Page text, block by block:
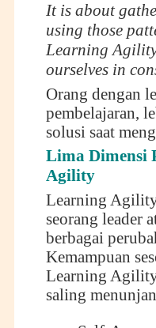
It is about
using those
Learning
ourselves in
Orang dengan
pembelajaran,
solusi saat
Lima Dimensi
Agility
Learning
seorang leader
berbagai
Kemampuan
Learning
saling